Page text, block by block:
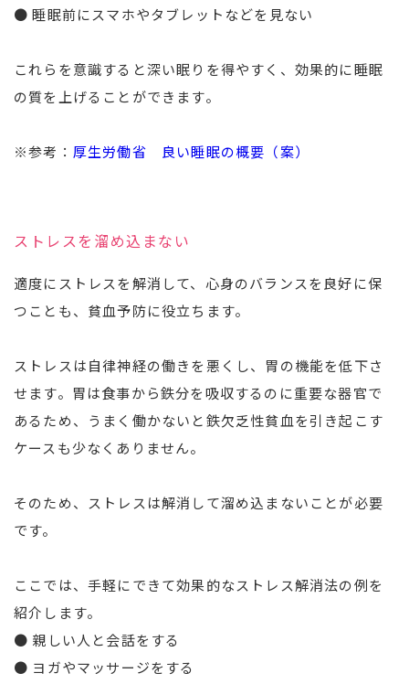
● 睡眠前にスマホやタブレットなどを見ない
これらを意識すると深い眠りを得やすく、効果的に睡眠
の質を上げることができます。
※参考： 厚生労働省 良い睡眠の概要（案）
ストレスを溜め込まない
適度にストレスを解消して、心身のバランスを良好に保
つことも、貧血予防に役立ちます。
ストレスは自律神経の働きを悪くし、胃の機能を低下さ
せます。胃は食事から鉄分を吸収するのに重要な器官で
あるため、うまく働かないと鉄欠乏性貧血を引き起こす
ケースも少なくありません。
そのため、ストレスは解消して溜め込まないことが必要
です。
ここでは、手軽にできて効果的なストレス解消法の例を
紹介します。
● 親しい人と会話をする
● ヨガやマッサージをする